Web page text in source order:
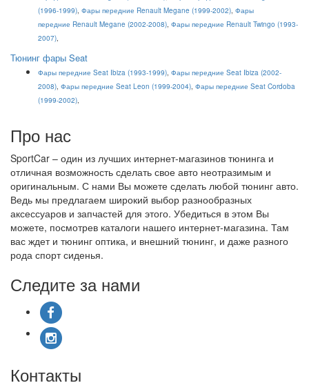
(1996-1999), Фары передние Renault Megane (1999-2002), Фары
передние Renault Megane (2002-2008), Фары передние Renault Twingo (1993-
2007),
Тюнинг фары Seat
Фары передние Seat Ibiza (1993-1999), Фары передние Seat Ibiza (2002-
2008), Фары передние Seat Leon (1999-2004), Фары передние Seat Cordoba
(1999-2002),
Про нас
SportCar – один из лучших интернет-магазинов тюнинга и
отличная возможность сделать свое авто неотразимым и
оригинальным. С нами Вы можете сделать любой тюнинг авто.
Ведь мы предлагаем широкий выбор разнообразных
аксессуаров и запчастей для этого. Убедиться в этом Вы
можете, посмотрев каталоги нашего интернет-магазина. Там
вас ждет и тюнинг оптика, и внешний тюнинг, и даже разного
рода спорт сиденья.
Следите за нами
Контакты